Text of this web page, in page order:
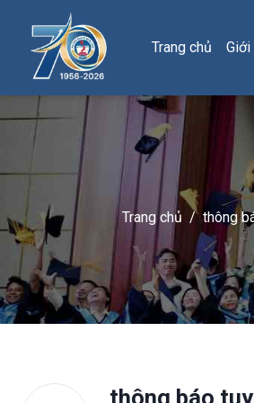
Trang chủ Giới
Trang chủ / thông
Nam